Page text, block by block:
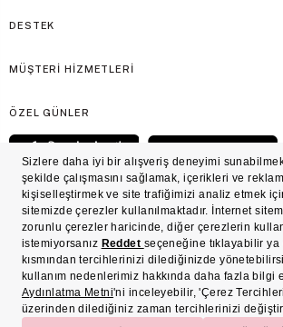
DESTEK
MÜŞTERİ HİZMETLERİ
ÖZEL GÜNLER
© Victoria's Secret Shaya Mağazacılık A.Ş. Franchise lisansı
markasıdır. Her hakkı saklıdır.
Süreç Bazlı Müşteri Aydınlatma Metni
Üyelik ve Gizlilik Sözleşmesi